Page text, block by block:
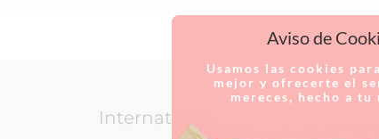
International Patients:
Aviso de
Usamos las cookies
mejor y ofrecerte el
mereces, hecho a tu